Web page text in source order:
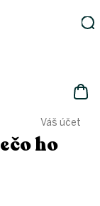
Váš účet
ho